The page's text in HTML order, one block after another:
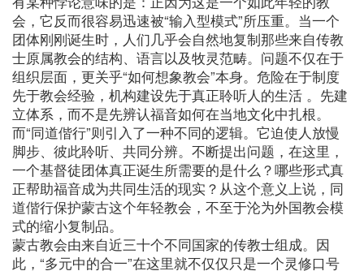
会，它反而很容易迅速被“输入型模式”所压重。当一个
团体刚刚诞生时，人们几乎会自然地复制那些来自传教
士原属教会的结构、语言以及牧灵范畴。问题不仅在于
组织层面，更关乎“如何想象教会”本身。危险在于制度
先于教会经验，机构建设先于真正聆听人的生活 。先建
立体系，而不是先辨认福音如何在当地文化中扎根。
而“同道偕行”则引入了一种不同的逻辑。它迫使人放慢
脚步、彼此聆听、共同分辨。不断提出问题，在这里，
一个基督徒团体真正诞生所需要的是什么？哪些形式真
正帮助福音成为共同生活的现实？从这个意义上说，同
道偕行保护蒙古这个年轻教会，不至于沦为外国教会模
式的缩小复制品。
蒙古教会由来自近三十个不同国家的传教士组成。因
此，“多元中的合一”在这里就不仅仅只是一个灵修口号